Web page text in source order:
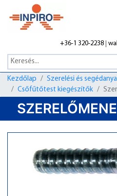
+36-1 320-2238 |
Kezdőlap Szerelési és
Csőfűtőtest kiegészítők